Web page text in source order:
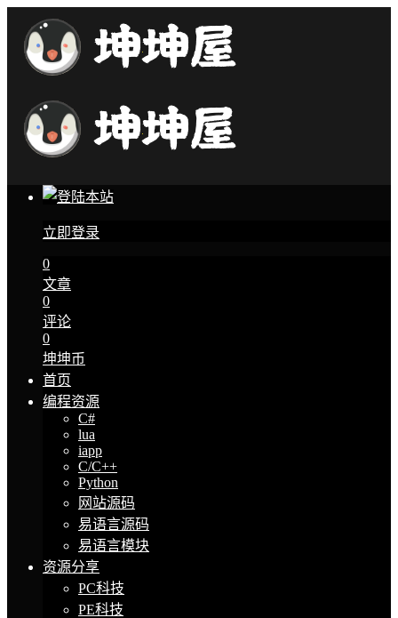
立即登录
0
文章
0
评论
0
坤坤币
首页
编程资源
C#
lua
iapp
C/C++
Python
网站源码
易语言源码
易语言模块
资源分享
PC科技
PE科技